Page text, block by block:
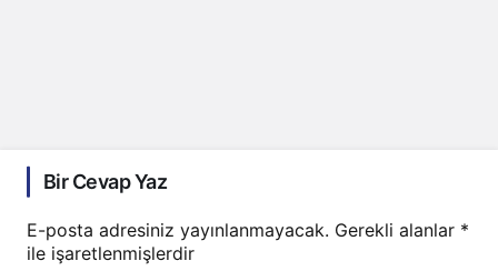
Bir Cevap Yaz
E-posta adresiniz yayınlanmayacak. Gerekli alanlar *
ile işaretlenmişlerdir